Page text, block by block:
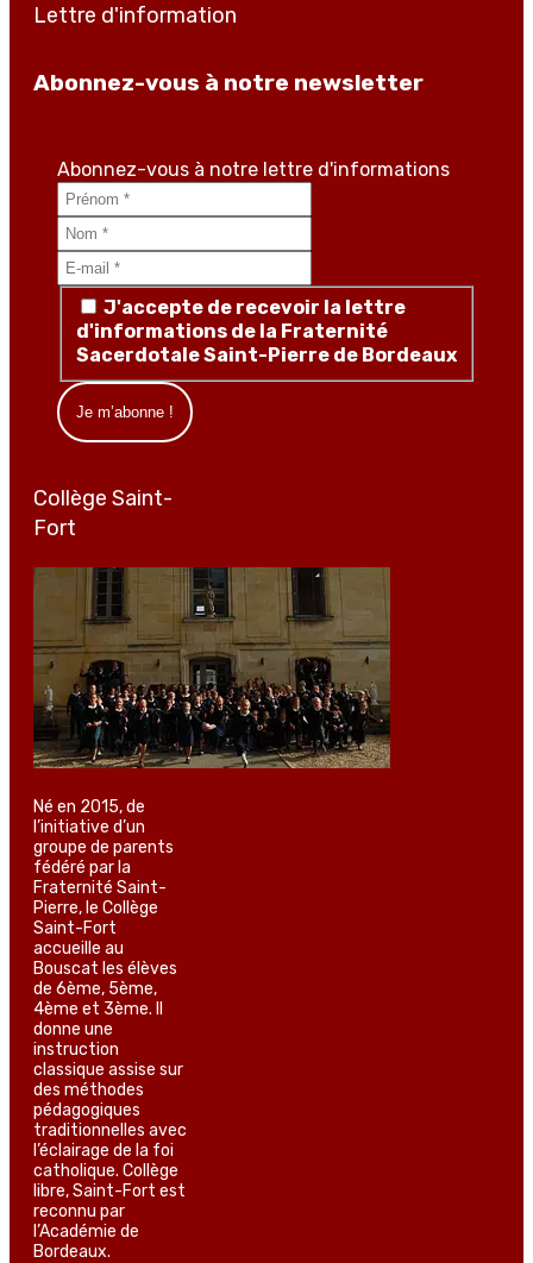
Lettre d'information
Abonnez-vous à notre newsletter
Abonnez-vous à notre lettre d'informations
J'accepte de recevoir la lettre
d'informations de la Fraternité
Sacerdotale Saint-Pierre de Bordeaux
Collège Saint-
Fort
Né en 2015, de
l’initiative d’un
groupe de parents
fédéré par la
Fraternité Saint-
Pierre, le Collège
Saint-Fort
accueille au
Bouscat les élèves
de 6ème, 5ème,
4ème et 3ème. Il
donne une
instruction
classique assise sur
des méthodes
pédagogiques
traditionnelles avec
l’éclairage de la foi
catholique. Collège
libre, Saint-Fort est
reconnu par
l’Académie de
Bordeaux.